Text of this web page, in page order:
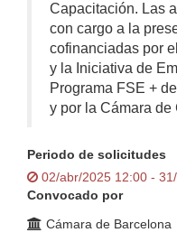
Capacitación. Las
con cargo a la
cofinanciadas por
y la Iniciativa de
Programa FSE +
y por la Cámara de
Periodo de solicitudes
02/abr/2025 12:00 -
Convocado por
Cámara de Barcelona